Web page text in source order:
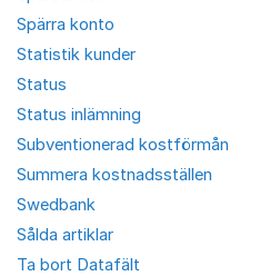
Spärra konto
Statistik kunder
Status
Status inlämning
Subventionerad kostförmån
Summera kostnadsställen
Swedbank
Sålda artiklar
Ta bort Datafält